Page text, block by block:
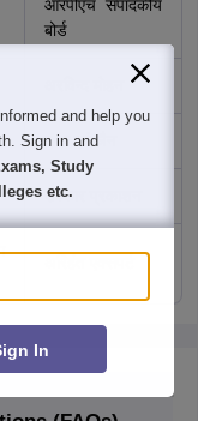
आरपीएच संपादकीय
बोर्ड
लाल एवं जैन
उपकार प्रकाशन
and help you
Sign in and
Study
etc.
In